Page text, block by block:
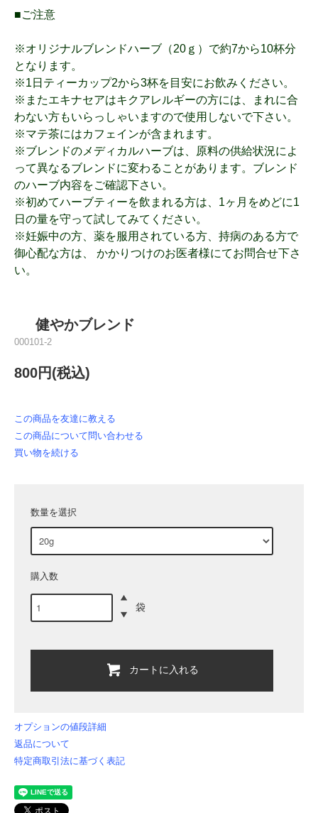
■ご注意
※オリジナルブレンドハーブ（20ｇ）で約7から10杯分
となります。
※1日ティーカップ2から3杯を目安にお飲みください。
※またエキナセアはキクアレルギーの方には、まれに合
わない方もいらっしゃいますので使用しないで下さい。
※マテ茶にはカフェインが含まれます。
※ブレンドのメディカルハーブは、原料の供給状況によ
って異なるブレンドに変わることがあります。ブレンド
のハーブ内容をご確認下さい。
※初めてハーブティーを飲まれる方は、1ヶ月をめどに1
日の量を守って試してみてください。
※妊娠中の方、薬を服用されている方、持病のある方で
御心配な方は、 かかりつけのお医者様にてお問合せ下さ
い。
健やかブレンド
000101-2
800円(税込)
この商品を友達に教える
この商品について問い合わせる
買い物を続ける
数量を選択
購入数
袋
カートに入れる
オプションの値段詳細
返品について
特定商取引法に基づく表記